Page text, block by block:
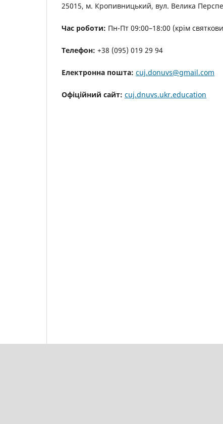
25015, м. Кропивницький, вул. Велика
Час роботи: Пн-Пт 09:00–18:00 (крім
Телефон: +38 (095) 019 29 94
Електронна пошта: cuj.donuvs@gmail.com
Офіційний сайт: cuj.dnuvs.ukr.education